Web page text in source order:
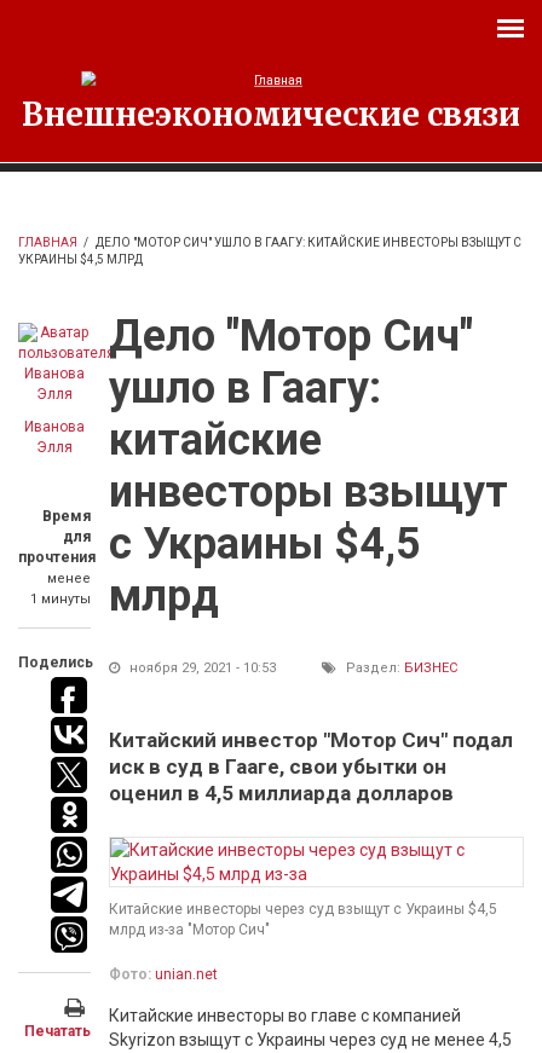
Внешнеэкономические связи
ГЛАВНАЯ /
ДЕЛО "МОТОР СИЧ" УШЛО В ГААГУ: КИТАЙСКИЕ ИНВЕСТОРЫ ВЗЫЩУТ С
УКРАИНЫ $4,5 МЛРД
Иванова
Элля
Время
для
прочтения
менее
1 минуты
Поделись
Печатать
Дело "Мотор Сич"
ушло в Гаагу:
китайские
инвесторы взыщут
с Украины $4,5
млрд
ноября 29, 2021 - 10:53 Раздел: БИЗНЕС
Китайский инвестор "Мотор Сич" подал
иск в суд в Гааге, свои убытки он
оценил в 4,5 миллиарда долларов
Китайские инвесторы через суд взыщут с Украины $4,5
млрд из-за "Мотор Сич"
Фото: unian.net
Китайские инвесторы во главе с компанией
Skyrizon взыщут с Украины через суд не менее 4,5